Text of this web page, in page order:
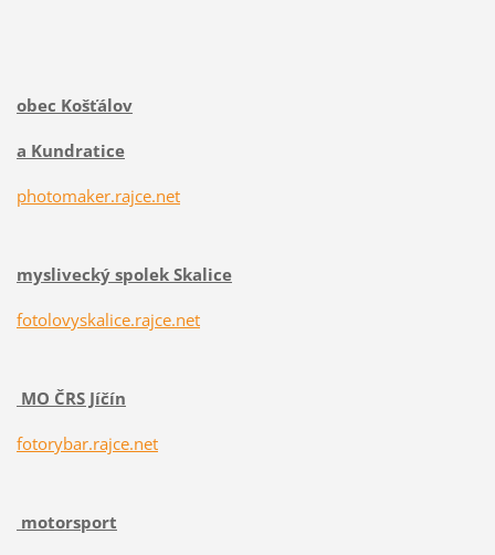
obec Košťálov
a Kundratice
photomaker.rajce.net
myslivecký spolek Skalice
fotolovyskalice.rajce.net
MO ČRS Jíčín
fotorybar.rajce.net
motorsport